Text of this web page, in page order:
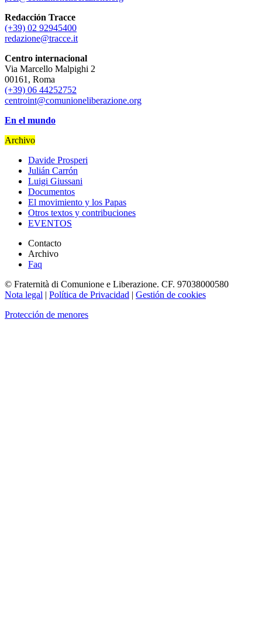
Redacción Tracce
(+39) 02 92945400
redazione@tracce.it
Centro internacional
Via Marcello Malpighi 2
00161, Roma
(+39) 06 44252752
centroint@comunioneliberazione.org
En el mundo
Archivo
Davide Prosperi
Julián Carrón
Luigi Giussani
Documentos
El movimiento y los Papas
Otros textos y contribuciones
EVENTOS
Contacto
Archivo
Faq
© Fraternità di Comunione e Liberazione. CF. 97038000580
Nota legal | Política de Privacidad | Gestión de cookies
Protección de menores